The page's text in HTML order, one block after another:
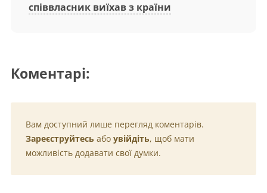
співвласник виїхав з країни
Коментарі:
Вам доступний лише перегляд коментарів.
Зареєструйтесь або увійдіть, щоб мати
можливість додавати свої думки.